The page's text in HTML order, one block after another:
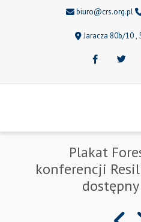
biuro@crs.org.pl
Jaracza 80b/10 ,
FacebookTwitter
Plakat
konferencji